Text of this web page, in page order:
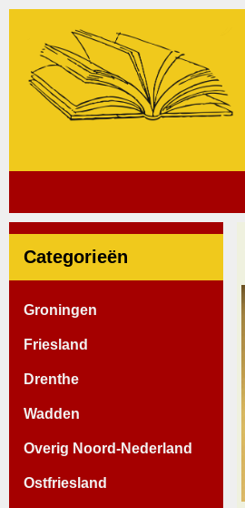
Categorieën
Groningen
Friesland
Drenthe
Wadden
Overig Noord-Nederland
Ostfriesland